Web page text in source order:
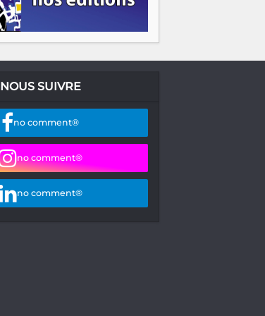
NOUS SUIVRE
no comment®
no comment®
no comment®